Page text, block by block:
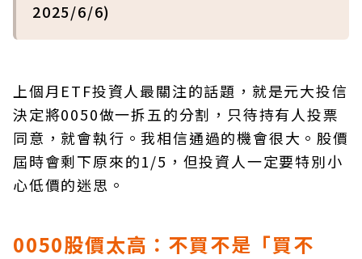
2025/6/6)
上個月ETF投資人最關注的話題，就是元大投信
決定將0050做一拆五的分割，只待持有人投票
同意，就會執行。我相信通過的機會很大。股價
屆時會剩下原來的1/5，但投資人一定要特別小
心低價的迷思。
0050股價太高：不買不是「買不